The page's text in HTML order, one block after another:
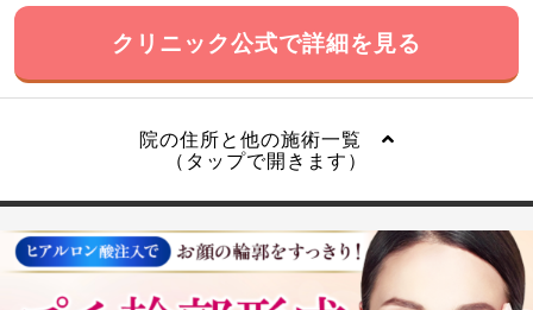
クリニック公式で詳細を見る
院の住所と他の施術一覧
（タップで開きます）